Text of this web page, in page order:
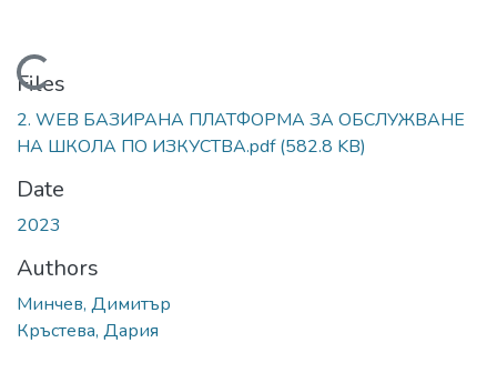
Loading...
Files
2. WEB БАЗИРАНА ПЛАТФОРМА ЗА ОБСЛУЖВАНЕ
НА ШКОЛА ПО ИЗКУСТВА.pdf(582.8 KB)
Date
2023
Authors
Минчев, Димитър
Кръстева, Дария